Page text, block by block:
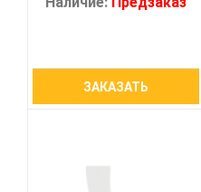
ЗАКАЗАТЬ